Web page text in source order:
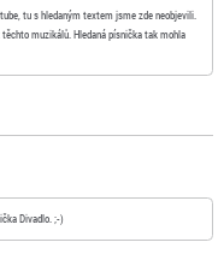
tu s hledaným textem jsme zde neobjevili.
muzikálů. Hledaná písnička tak mohla
Divadlo. ;-)